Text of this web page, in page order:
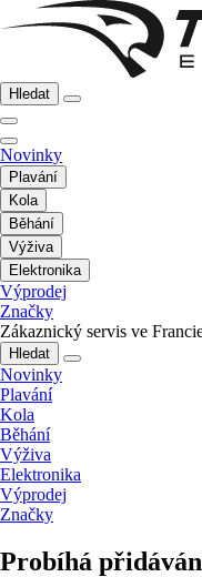
Hledat
Novinky
Plavání
Kola
Běhání
Výživa
Elektronika
Výprodej
Značky
Zákaznický servis ve
Hledat
Novinky
Plavání
Kola
Běhání
Výživa
Elektronika
Výprodej
Značky
Probíhá